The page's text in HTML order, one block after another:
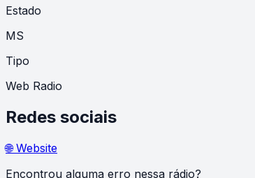
Estado
MS
Tipo
Web Radio
Redes sociais
🌐 Website
Encontrou alguma erro nessa rádio?